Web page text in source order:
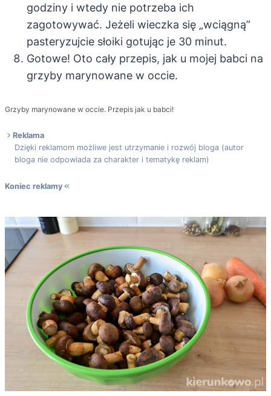
godziny i wtedy nie potrzeba ich
zagotowywać. Jeżeli wieczka się „wciągną”
pasteryzujcie słoiki gotując je 30 minut.
Gotowe! Oto cały przepis, jak u mojej babci na
grzyby marynowane w occie.
Grzyby marynowane w occie. Przepis jak u babci!
Reklama
Dzięki reklamom możliwe jest utrzymanie i rozwój bloga (autor
bloga nie odpowiada za charakter i tematykę reklam)
Koniec reklamy